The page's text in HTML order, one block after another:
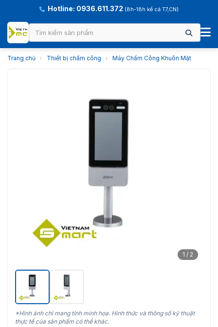
Hotline: 0936.611.372 (8h-18h kể cả T7,CN)
Trang chủ › Thiết bị chấm công › Máy Chấm Công Khuôn Mặt
1 / 2
*Hình ảnh chỉ mang tính minh họa. Hình thức và thông số kỹ thuật
thực tế của sản phẩm có thể khác.